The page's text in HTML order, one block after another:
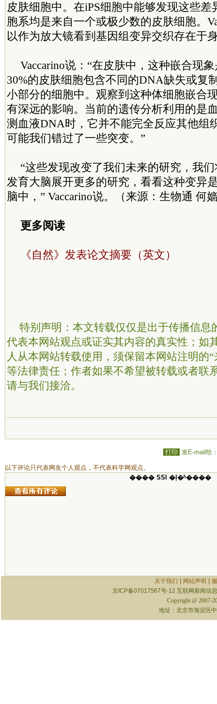
皮肤细胞中。在iPS细胞中能够发现这些差
胞系均是来自一个或极少数的皮肤细胞。
以作为放大镜看到基因组变异交织存在于
Vaccarino说：“在皮肤中，这种嵌合现
30%的皮肤细胞包含不同的DNA缺失或复
小部分的细胞中。观察到这种体细胞嵌合
有深远的影响。当前的遗传分析利用的是
测血液DNA时，它并不能完全反应其他组
可能我们错过了一些突变。”
“这些发现改变了我们未来的研究，我
发育大脑展开更多的研究，看看这种变异
脑中，” Vaccarino说。（来源：生物通 何
更多阅读
《自然》发表论文摘要（英文）
特别声明：本文转载仅仅是出于传播信息
代表本网站观点或证实其内容的真实性；如
人从本网站转载使用，须保留本网站注明的
等法律责任；作者如果不希望被转载或者联
请与我们接洽。
打印 发E-mail给
以下评论只代表网友个人观点，不代表科学网观点。
���� SSI �ļ�ʱ����
关于我们 网站声明
京ICP备07017567号-12 互联网新闻信
Copyright @ 2007-
地址：北京市海淀区